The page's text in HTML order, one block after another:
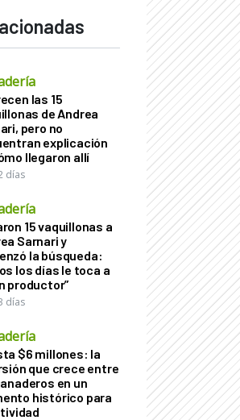
las 15
de Andrea
pero no
explicación
llegaron allí
días
15 vaquillonas a
Sarnari y
la búsqueda:
los días le toca a
productor”
días
$6 millones: la
que crece entre
en un
histórico para